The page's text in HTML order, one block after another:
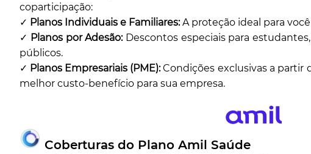
coparticipação:
✓ Planos Individuais e Familiares:A proteção ideal para
✓ Planos por Adesão:Descontos especiais para
públicos.
✓ Planos Empresariais (PME):Condições exclusivas a
melhor custo-benefício para sua empresa.
Coberturas do Plano Amil Saúde